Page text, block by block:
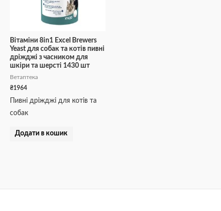
Вітаміни 8in1 Excel Brewers
Yeast для собак та котів пивні
дріжджі з часником для
шкіри та шерсті 1430 шт
Ветаптека
₴1964
Пивні дріжджі для котів та
собак
Додати в кошик